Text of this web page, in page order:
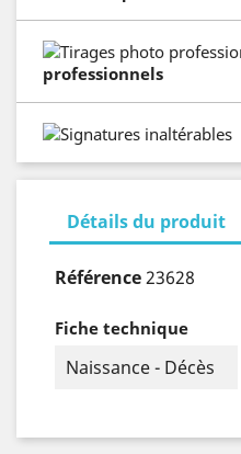
professionnels
Détails du produit
Référence23628
Fiche technique
Naissance - Décès